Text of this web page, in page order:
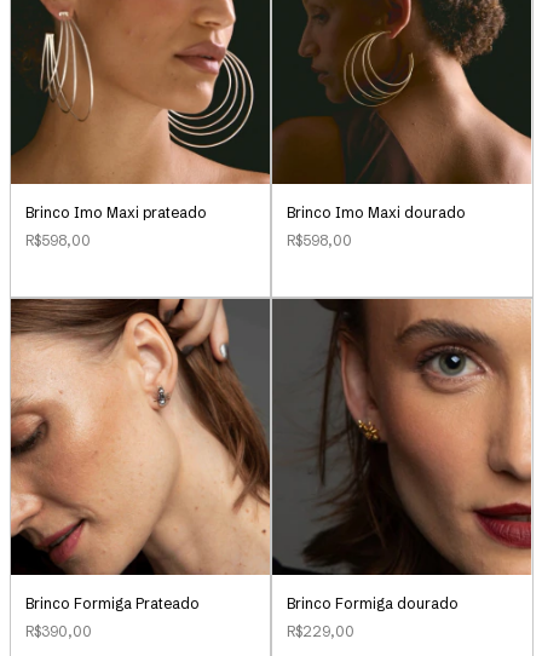
Brinco Imo Maxi prateado
R$598,00
Brinco Imo Maxi dourado
R$598,00
Brinco Formiga Prateado
R$390,00
Brinco Formiga dourado
R$229,00